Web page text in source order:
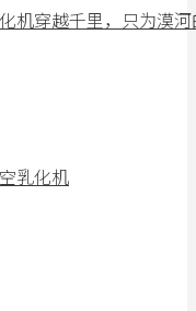
穿越千里，只为漠河
乳化机